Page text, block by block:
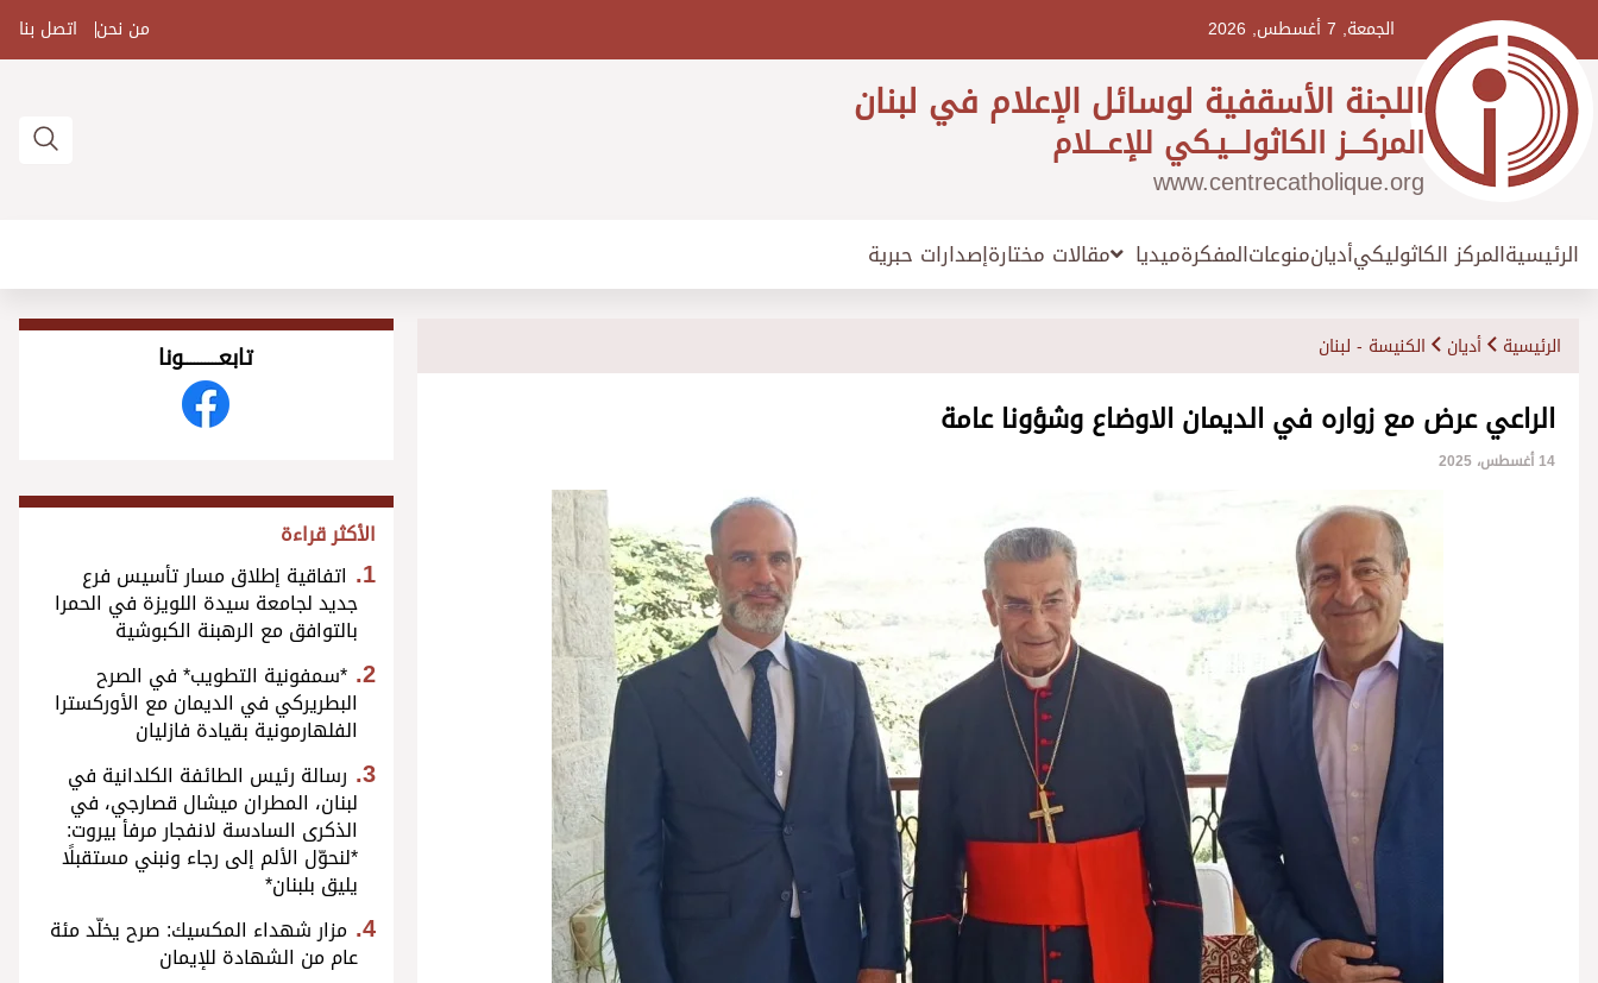
الجمعة, 7 أغسطس, 2026 من نحن اتصل بنا
اللجنة الأسقفية لوسائل الإعلام في لبنان
المركـــز الكاثولـــيـكي للإعـــلام
www.centrecatholique.org
الرئيسيةالمركز الكاثوليكيأديانمنوعاتالمفكرةميديا مقالات مختارةإصدارات حبرية
الرئيسية أديان الكنيسة - لبنان
الراعي عرض مع زواره في الديمان الاوضاع وشؤونا عامة
14 أغسطس، 2025
تابعــــــــــونا
الأكثر قراءة
اتفاقية إطلاق مسار تأسيس فرع
جديد لجامعة سيدة اللويزة في الحمرا
بالتوافق مع الرهبنة الكبوشية
*سمفونية التطويب* في الصرح
البطريركي في الديمان مع الأوركسترا
الفلهارمونية بقيادة فازليان
رسالة رئيس الطائفة الكلدانية في
لبنان، المطران ميشال قصارجي، في
الذكرى السادسة لانفجار مرفأ بيروت:
*لنحوّل الألم إلى رجاء ونبني مستقبلًا
يليق بلبنان*
مزار شهداء المكسيك: صرح يخلّد مئة
عام من الشهادة للإيمان